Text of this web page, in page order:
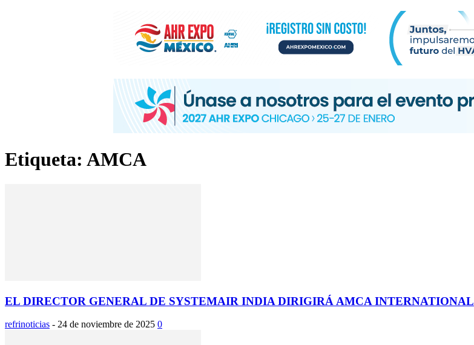
Etiqueta: AMCA
EL DIRECTOR GENERAL DE SYSTEMAIR INDIA DIRIGIRÁ AMCA INTERNATIONAL
refrinoticias - 24 de noviembre de 2025 0